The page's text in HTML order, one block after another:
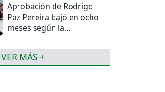
Aprobación de Rodrigo
Paz Pereira bajó en ocho
meses según la
VER MÁS +